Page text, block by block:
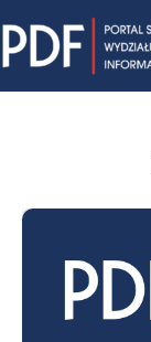
to
content